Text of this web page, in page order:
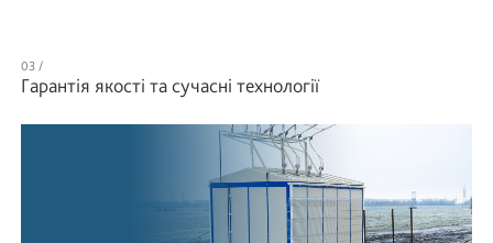
Гарантія якості та сучасні технології